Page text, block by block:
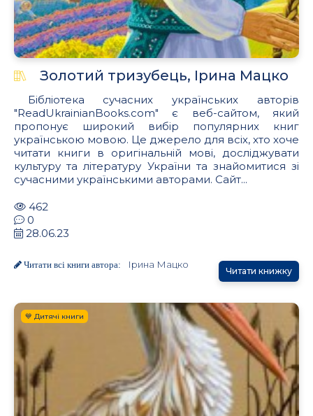
Золотий тризубець, Ірина Мацко
Бібліотека сучасних українських авторів
"ReadUkrainianBooks.com" є веб-сайтом, який
пропонує широкий вибір популярних книг
українською мовою. Це джерело для всіх, хто хоче
читати книги в оригінальній мові, досліджувати
культуру та літературу України та знайомитися зі
сучасними українськими авторами. Сайт...
462
0
28.06.23
Читати всі книги автора: Ірина Мацко
Читати книжку
💙 Дитячі книги